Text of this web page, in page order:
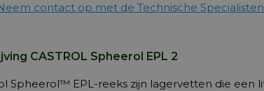
contact op met de Technische
CASTROL Spheerol EPL 2
Spheerol™ EPL-reeks zijn lagervetten die